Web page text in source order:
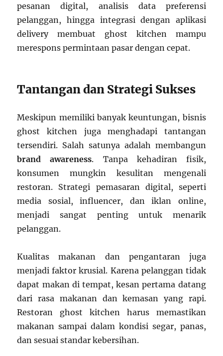
pesanan digital, analisis data preferensi
pelanggan, hingga integrasi dengan aplikasi
delivery membuat ghost kitchen mampu
merespons permintaan pasar dengan cepat.
Tantangan dan Strategi Sukses
Meskipun memiliki banyak keuntungan, bisnis
ghost kitchen juga menghadapi tantangan
tersendiri. Salah satunya adalah membangun
brand awareness. Tanpa kehadiran fisik,
konsumen mungkin kesulitan mengenali
restoran. Strategi pemasaran digital, seperti
media sosial, influencer, dan iklan online,
menjadi sangat penting untuk menarik
pelanggan.
Kualitas makanan dan pengantaran juga
menjadi faktor krusial. Karena pelanggan tidak
dapat makan di tempat, kesan pertama datang
dari rasa makanan dan kemasan yang rapi.
Restoran ghost kitchen harus memastikan
makanan sampai dalam kondisi segar, panas,
dan sesuai standar kebersihan.